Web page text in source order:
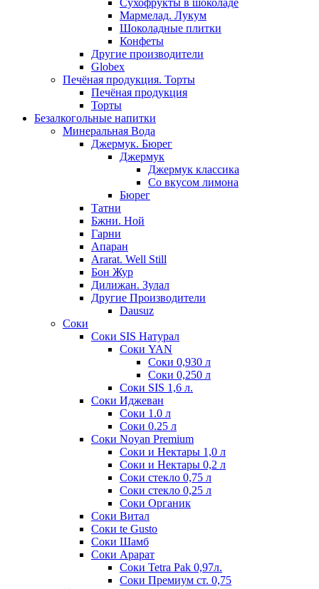
Сухофрукты в шоколаде
Мармелад. Лукум
Шоколадные плитки
Конфеты
Другие производители
Globex
Печёная продукция. Торты
Печёная продукция
Торты
Безалкогольные напитки
Минеральная Вода
Джермук. Бюрег
Джермук
Джермук классика
Со вкусом лимона
Бюрег
Татни
Бжни. Ной
Гарни
Апаран
Ararat. Well Still
Бон Жур
Дилижан. Зулал
Другие Производители
Dausuz
Соки
Соки SIS Натурал
Соки YAN
Соки 0,930 л
Соки 0,250 л
Соки SIS 1,6 л.
Соки Иджеван
Соки 1.0 л
Соки 0.25 л
Соки Noyan Premium
Соки и Нектары 1,0 л
Соки и Нектары 0,2 л
Соки стекло 0,75 л
Соки стекло 0,25 л
Соки Органик
Соки Витал
Соки te Gusto
Соки Шамб
Соки Арарат
Соки Tetra Pak 0,97л.
Соки Премиум ст. 0,75